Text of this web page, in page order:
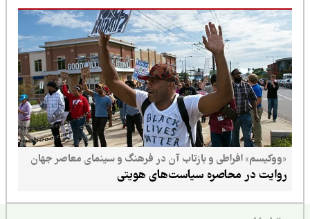
«ووکیسم» افراطی و بازتاب آن در فرهنگ و سینمای معاصر جهان
روایت در محاصره سیاست‌های هویتی